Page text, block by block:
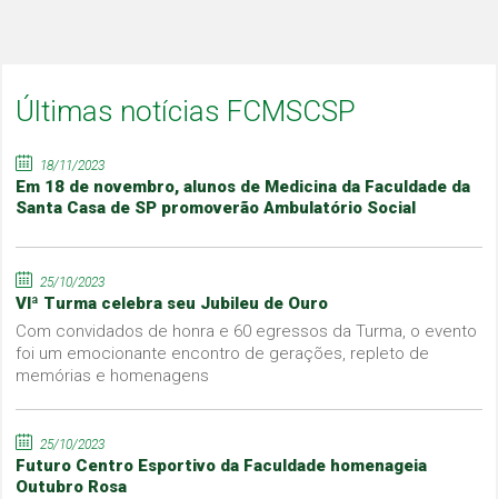
Últimas notícias FCMSCSP
18/11/2023
Em 18 de novembro, alunos de Medicina da Faculdade da
Santa Casa de SP promoverão Ambulatório Social
25/10/2023
VIª Turma celebra seu Jubileu de Ouro
Com convidados de honra e 60 egressos da Turma, o evento
foi um emocionante encontro de gerações, repleto de
memórias e homenagens
25/10/2023
Futuro Centro Esportivo da Faculdade homenageia
Outubro Rosa